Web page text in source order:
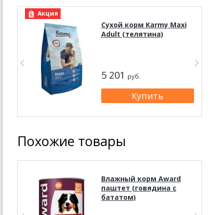
Акция
Сухой корм Karmy Maxi
Adult (телятина)
5 201 руб.
Похожие товары
Влажный корм Award
паштет (говядина с
бататом)